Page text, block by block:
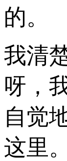
的。
我清
呀，
自觉
这里